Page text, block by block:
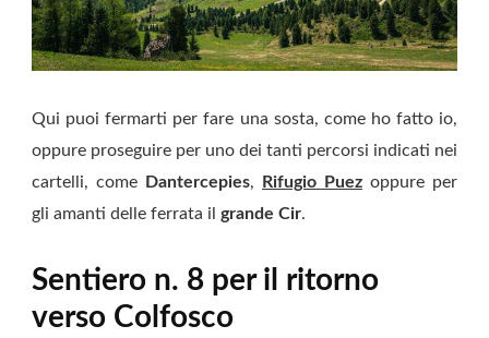
Qui puoi fermarti per fare una sosta, come ho fatto io,
oppure proseguire per uno dei tanti percorsi indicati nei
cartelli, come
Dantercepies, Rifugio Puez oppure per
gli amanti delle ferrata il grande Cir.
Sentiero n. 8 per il ritorno
verso Colfosco